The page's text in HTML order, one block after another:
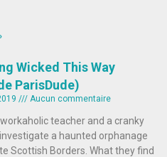
Wicked This Way
ParisDude)
Aucun commentaire
teacher and a cranky
a haunted orphanage
Scottish Borders. What they find